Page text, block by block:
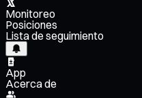
Monitoreo
Posiciones
Lista de seguimiento
App
Acerca de